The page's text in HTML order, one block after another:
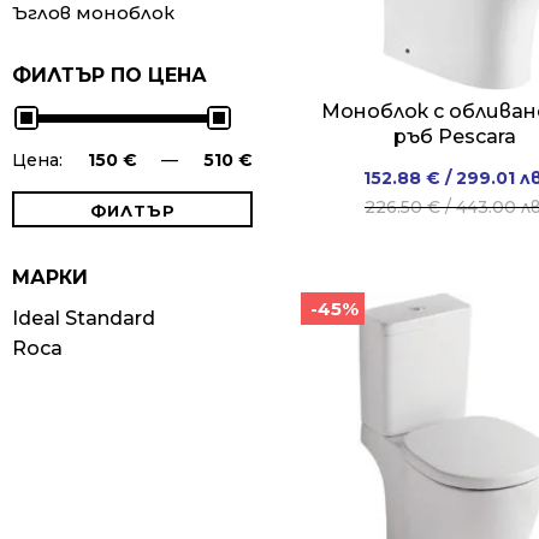
Ъглов моноблок
ФИЛТЪР ПО ЦЕНА
ФИЛТЪР
Цена: 150 € — 510 €
МАРКИ
Ideal Standard
Roca
Моноблок с
ръб Pescara
226.50€/ 443.00
Original
price
/
152.88 € / 299.01
Current
price
/
-45%